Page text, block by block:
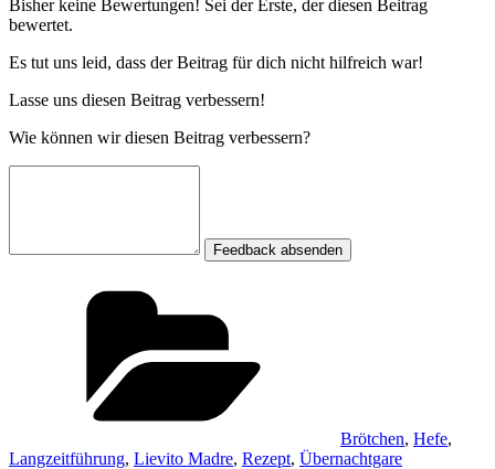
Bisher keine Bewertungen! Sei der Erste, der diesen Beitrag
bewertet.
Es tut uns leid, dass der Beitrag für dich nicht hilfreich war!
Lasse uns diesen Beitrag verbessern!
Wie können wir diesen Beitrag verbessern?
Feedback absenden
Brötchen, Hefe,
Langzeitführung, Lievito Madre, Rezept, Übernachtgare